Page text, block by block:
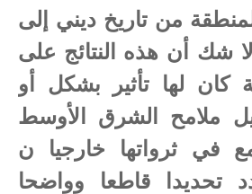
من تاريخ ديني إلى
شك أن هذه النتائج على
كان لها تأثير بشكل أو
ملامح الشرق الأوسط
في ثرواتها خارجيا ن
تحديدا قاطعا وواضحا